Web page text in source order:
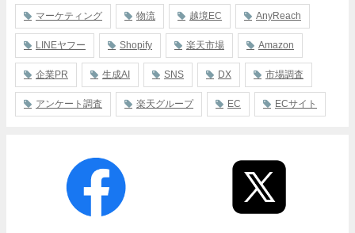
マーケティング 物流 越境EC AnyReach
LINEヤフー Shopify 楽天市場 Amazon
企業PR 生成AI SNS DX 市場調査
アンケート調査 楽天グループ EC ECサイト